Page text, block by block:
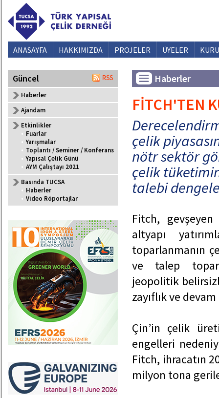
ANASAYFA HAKKIMIZDA PROJELER ÜYELER
Güncel
Haberler
Ajandam
Etkinlikler
• Fuarlar
• Yarışmalar
• Toplantı / Seminer / Konferans
• Yapısal Çelik Günü
• AYM Çalıştayı 2021
Basında TUCSA
• Haberler
• Video Röportajlar
Haberler
FİTCH'TEN
çelik
nötr sektör
çelik
talebi
Fitch,
altyapı
toparlanmanın
ve talep
jeopolitik
zayıflık ve
Çin’in çelik
engelleri
Fitch, ihracatın
milyon tona